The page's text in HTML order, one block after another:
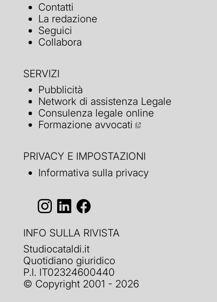
Contatti
La redazione
Seguici
Collabora
SERVIZI
Pubblicità
Network di assistenza Legale
Consulenza legale online
Formazione avvocati
PRIVACY E IMPOSTAZIONI
Informativa sulla privacy
INFO SULLA RIVISTA
Studiocataldi.it
Quotidiano giuridico
P.I. IT02324600440
© Copyright 2001 - 2026